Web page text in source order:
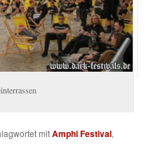
mitAmphi Festival,